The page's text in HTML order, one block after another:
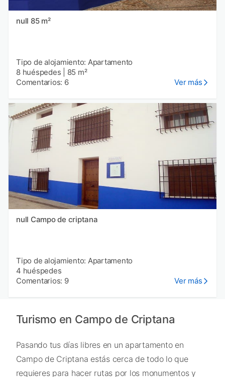
null 85 m²
Tipo de alojamiento: Apartamento
8 huéspedes
85 m²
Comentarios: 6
Ver más
null Campo de criptana
Tipo de alojamiento: Apartamento
4 huéspedes
Comentarios: 9
Ver más
Turismo en Campo de Criptana
Pasando tus días libres en un apartamento en
Campo de Criptana estás cerca de todo lo que
requieres para hacer rutas por los monumentos y